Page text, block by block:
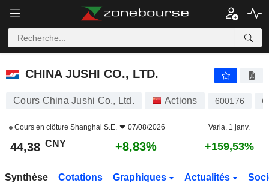
CHINA JUSHI CO., LTD.
CHINA JUSHI CO., LTD.
Cours China Jushi Co., Ltd. Actions 600176
Cours en clôture Shanghai S.E. 07/08/2026 Varia. 1 janv.
44,38 CNY +8,83% +159,53%
Synthèse Cotations Graphiques Actualités